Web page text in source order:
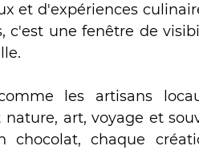
et d'expériences
c'est une fenêtre de
les artisans
art, voyage et
chaque